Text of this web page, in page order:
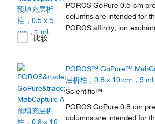
POROS GoPure 0.5-cm
columns are intended for
POROS affinity, ion
比较
POROS™ GoPure™
层析柱，0.8 x 10 cm，5
Scientific™
POROS GoPure 0.8 cm
columns are intended for